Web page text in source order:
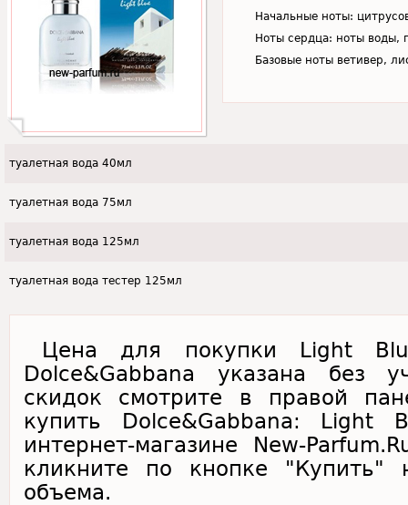
Начальные ноты:
Ноты сердца: ноты воды,
Базовые ноты ветивер,
туалетная вода 40мл
туалетная вода 75мл
туалетная вода 125мл
туалетная вода тестер 125мл
Цена для покупки Light
Dolce&Gabbana указана без
скидок смотрите в правой
купить Dolce&Gabbana: Light
интернет-магазине New-
кликните по кнопке "Купить"
объема.